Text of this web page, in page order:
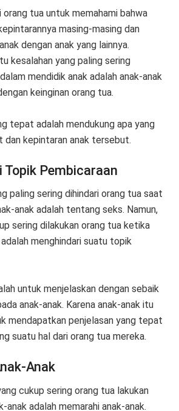
tua untuk memahami bahwa
masing-masing dan
dengan anak yang lainnya.
kesalahan yang paling sering
mendidik anak adalah anak-anak
keinginan orang tua.
tepat adalah mendukung apa yang
dan kepintaran anak tersebut.
Topik Pembicaraan
paling sering dihindari orang tua saat
anak adalah tentang seks. Namun,
sering dilakukan orang tua ketika
menghindari suatu topik
untuk menjelaskan dengan sebaik
anak-anak. Karena anak-anak itu
mendapatkan penjelasan yang tepat
suatu hal dari orang tua mereka.
Anak
cukup sering orang tua lakukan
anak adalah memarahi anak-anak.